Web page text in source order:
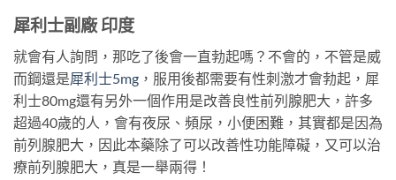
犀利士副廠 印度
就會有人詢問，那吃了後會一直勃起嗎？不會的，不管是威
而鋼還是犀利士5mg ，服用後都需要有性刺激才會勃起，犀
利士80mg還有另外一個作用是改善良性前列腺肥大，許多
超過40歲的人，會有夜尿、頻尿，小便困難，其實都是因為
前列腺肥大，因此本藥除了可以改善性功能障礙，又可以治
療前列腺肥大，真是一舉兩得！